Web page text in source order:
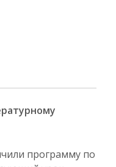
программу по